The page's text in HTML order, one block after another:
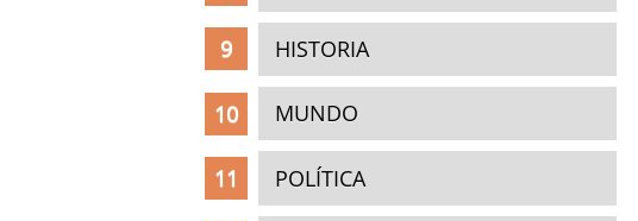
HISTORIA
MUNDO
POLÍTICA